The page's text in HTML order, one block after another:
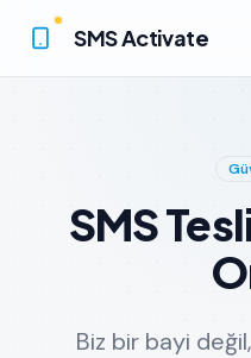
SMS Activate
SMS
Biz bir bayi